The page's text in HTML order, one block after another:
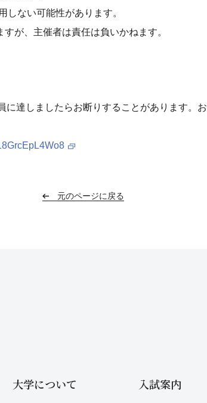
ない可能性があります。
が、主催者は責任は負いかねます。
達しましたらお断りすることがあります。お
元のページに戻る
大学について 入試案内